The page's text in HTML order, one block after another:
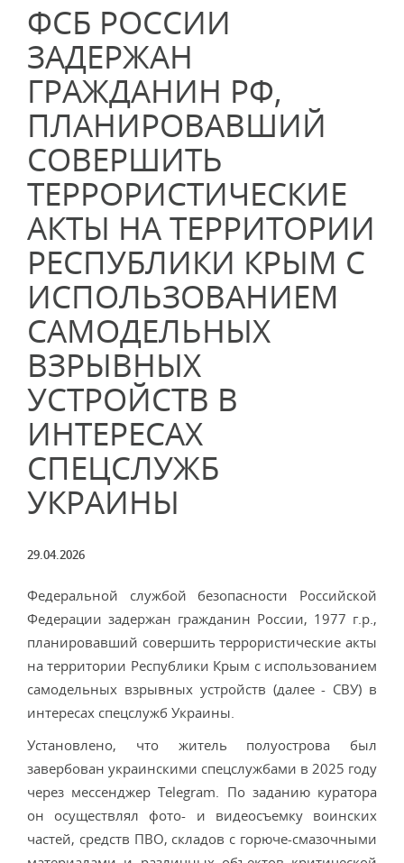
ФСБ РОССИИ
ЗАДЕРЖАН
ГРАЖДАНИН РФ,
ПЛАНИРОВАВШИЙ
СОВЕРШИТЬ
ТЕРРОРИСТИЧЕСКИЕ
АКТЫ НА ТЕРРИТОРИИ
РЕСПУБЛИКИ КРЫМ С
ИСПОЛЬЗОВАНИЕМ
САМОДЕЛЬНЫХ
ВЗРЫВНЫХ
УСТРОЙСТВ В
ИНТЕРЕСАХ
СПЕЦСЛУЖБ
УКРАИНЫ
29.04.2026
Федеральной службой безопасности Российской
Федерации задержан гражданин России, 1977 г.р.,
планировавший совершить террористические акты
на территории Республики Крым с использованием
самодельных взрывных устройств (далее - СВУ) в
интересах спецслужб Украины.
Установлено, что житель полуострова был
завербован украинскими спецслужбами в 2025 году
через мессенджер Telegram. По заданию куратора
он осуществлял фото- и видеосъемку воинских
частей, средств ПВО, складов с горюче-смазочными